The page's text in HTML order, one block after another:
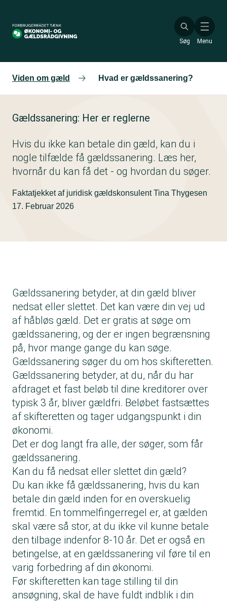
hovedindhold
Søg Menu
Viden om gæld Hvad er gældssanering?
Gældssanering: Her er reglerne
Hvis du ikke kan betale din gæld, kan du i
nogle tilfælde få gældssanering. Læs her,
hvornår du kan få det - og hvordan du søger.
Faktatjekket af juridisk gældskonsulent Tina Thygesen
17. Februar 2026
Gældssanering betyder, at din gæld bliver
nedsat eller slettet. Det kan være din vej ud
af håbløs gæld. Det er gratis at søge om
gældssanering, og der er ingen begrænsning
på, hvor mange gange du kan søge.
Gældssanering søger du om hos skifteretten.
Gældssanering betyder, at du, når du har
afdraget et fast beløb til dine kreditorer over
typisk 3 år, bliver gældfri. Beløbet fastsættes
af skifteretten og tager udgangspunkt i din
økonomi.
Det er dog langt fra alle, der søger, som får
gældssanering.
Kan du få nedsat eller slettet din gæld?
Du kan ikke få gældssanering, hvis du kan
betale din gæld inden for en overskuelig
fremtid. En tommelfingerregel er, at gælden
skal være så stor, at du ikke vil kunne betale
den tilbage indenfor 8-10 år. Det er også en
betingelse, at en gældssanering vil føre til en
varig forbedring af din økonomi.
Før skifteretten kan tage stilling til din
ansøgning, skal de have fuldt indblik i din